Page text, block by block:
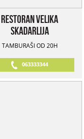
Restoran Velika
Skadarlija
TAMBURAŠI OD 20H
063333344